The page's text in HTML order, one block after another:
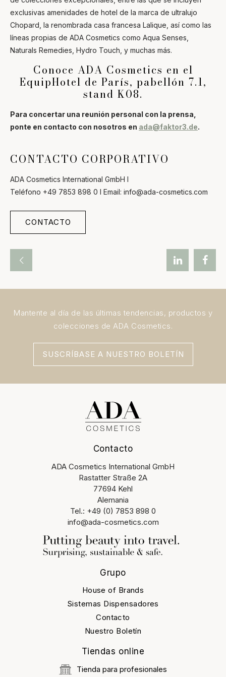
exclusivas amenidades de hotel de la marca de ultralujo
Chopard, la renombrada casa francesa Lalique, así como las
líneas propias de ADA Cosmetics como Aqua Senses,
Naturals Remedies, Hydro Touch, y muchas más.
Conoce ADA Cosmetics en el
EquipHotel de París, pabellón 7.1,
stand K08.
Para concertar una reunión personal con la prensa,
ponte en contacto con nosotros en ada@faktor3.de.
CONTACTO CORPORATIVO
ADA Cosmetics International GmbH l
Teléfono +49 7853 898 0 l Email: info@ada-cosmetics.com
CONTACTO
Mantente al día de las últimas tendencias, productos y
colecciones de ADA Cosmetics.
SUSCRÍBASE A NUESTRO BOLETÍN
Contacto
ADA Cosmetics International GmbH
Rastatter Straße 2A
77694 Kehl
Alemania
Tel.: +49 (0) 7853 898 0
info@ada-cosmetics.com
Grupo
House of Brands
Sistemas Dispensadores
Contacto
Nuestro Boletín
Tiendas online
Tienda para profesionales